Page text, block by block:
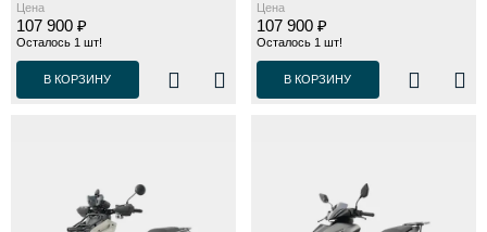
Цена
107 900 ₽
Осталось 1 шт!
В КОРЗИНУ
Цена
107 900 ₽
Осталось 1 шт!
В КОРЗИНУ